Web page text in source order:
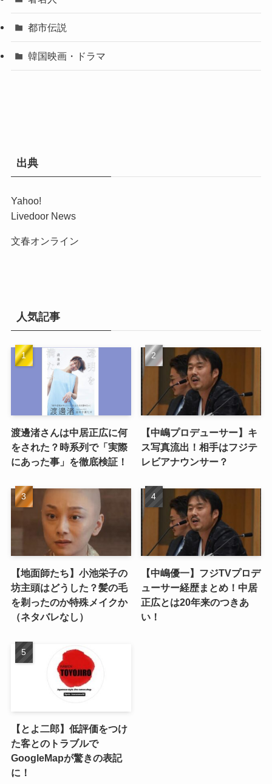
都市伝説
韓国映画・ドラマ
出典
Yahoo!
Livedoor News
文春オンライン
人気記事
渡邊渚さんは中居正広に何
をされた？時系列で「実際
にあった事」を徹底検証！
【中嶋プロデューサー】キ
ス写真流出！相手はフジテ
レビアナウンサー？
【地面師たち】小池栄子の
坊主頭はどうした？髪の毛
を剃ったのか特殊メイクか
（ネタバレなし）
【中嶋優一】フジTVプロデ
ューサー経歴まとめ！中居
正広とは20年来のつきあ
い！
【とよ二郎】低評価をつけ
た客とのトラブルで
GoogleMapが驚きの表記
に！